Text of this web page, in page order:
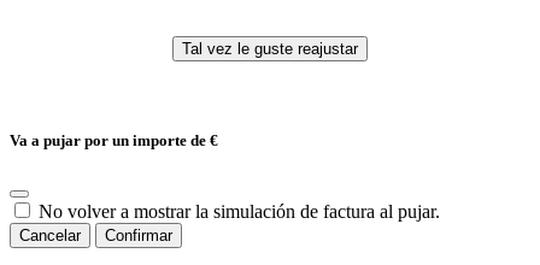
Va a pujar por un importe de €
No volver a mostrar la simulación de factura al pujar.
Cancelar Confirmar